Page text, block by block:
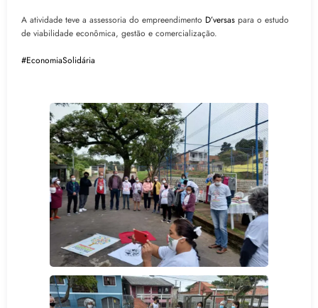
A atividade teve a assessoria do empreendimento D’versas para o estudo
de viabilidade econômica, gestão e comercialização.
#EconomiaSolidária